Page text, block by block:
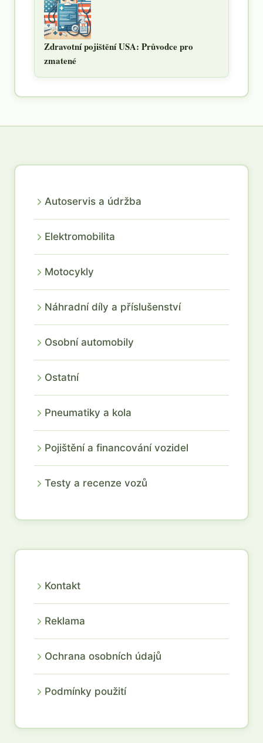
Zdravotní pojištění USA: Průvodce pro
zmatené
Autoservis a údržba
Elektromobilita
Motocykly
Náhradní díly a příslušenství
Osobní automobily
Ostatní
Pneumatiky a kola
Pojištění a financování vozidel
Testy a recenze vozů
Kontakt
Reklama
Ochrana osobních údajů
Podmínky použití